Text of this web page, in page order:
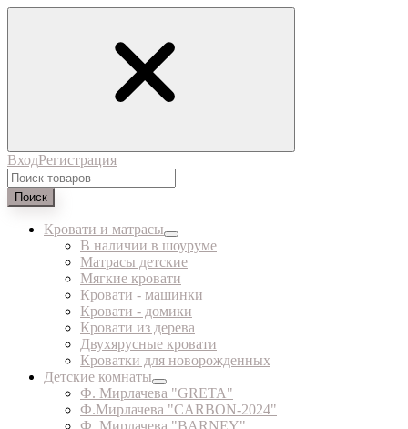
ВходРегистрация
Поиск
Кровати и матрасы
В наличии в шоуруме
Матрасы детские
Мягкие кровати
Кровати - машинки
Кровати - домики
Кровати из дерева
Двухярусные кровати
Кроватки для новорожденных
Детские комнаты
Ф. Мирлачева "GRETA"
Ф.Мирлачева "CARBON-2024"
Ф. Мирлачева "BARNEY"